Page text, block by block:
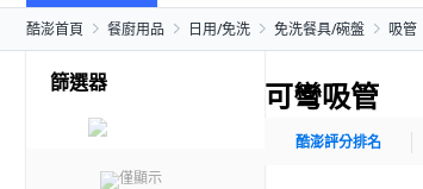
酷澎首頁 餐廚用品 日用/免洗 免洗餐具/碗盤 吸管
篩選器
僅顯示
可彎吸管
酷澎評分排名